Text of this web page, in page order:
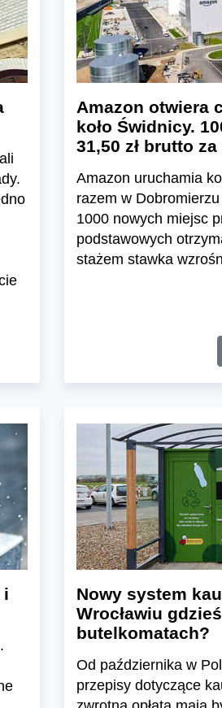
Amazon otwiera
koło Świdnicy.
31,50 zł brutto
Amazon uruchamia
razem w
1000 nowych miejsc
podstawowych
stażem stawka
i
Nowy system
Wrocławiu
butelkomatach?
Od października w
przepisy dotyczące